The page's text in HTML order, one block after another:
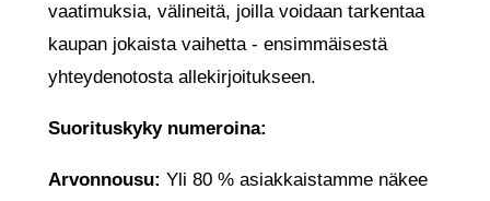
vaatimuksia, välineitä, joilla voidaan tarkentaa
kaupan jokaista vaihetta - ensimmäisestä
yhteydenotosta allekirjoitukseen.
Suorituskyky numeroina:
Arvonnousu: Yli 80 % asiakkaistamme näkee